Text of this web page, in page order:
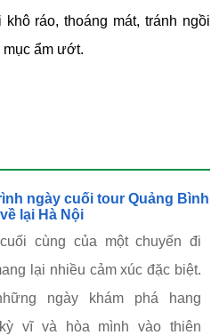
ráo, thoáng mát, tránh ngồi
ẩm ướt.
ngày cuối tour Quảng Bình
lại Hà Nội
cùng của một chuyến đi
lại nhiều cảm xúc đặc biệt.
ngày khám phá hang
vĩ và hòa mình vào thiên